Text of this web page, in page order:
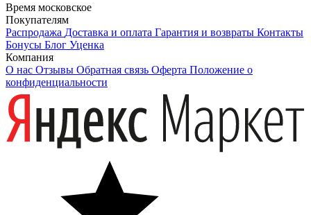
Время московское
Покупателям
Распродажа Доставка и оплата Гарантия и возвраты Контакты
Бонусы Блог Уценка
Компания
О нас Отзывы Обратная связь Оферта Положение о
конфиденциальности